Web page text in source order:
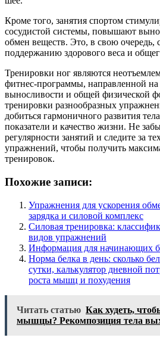
Кроме того, занятия спортом
сосудистой системы, повышают
обмен веществ. Это, в свою очередь,
поддержанию здорового веса и
Тренировки ног являются
фитнес-программы, направленной на
выносливости и общей физической
тренировки разнообразных
добиться гармоничного развития
показатели и качество жизни. Не
регулярности занятий и следите за
упражнений, чтобы получить
тренировок.
Похожие записи:
Упражнения для ускорения
зарядка и силовой комплекс
Силовая тренировка:
видов упражнений
Информация для начинающих
Норма белка в день: сколько
сутки, калькулятор дневной
роста мышц и похудения
Читать статью Как худеть,
мышцы? Рекомпозиция тела